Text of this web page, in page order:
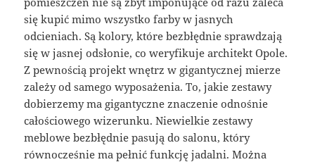
się kupić mimo wszystko farby w jasnych
odcieniach. Są kolory, które bezbłędnie sprawdzają
się w jasnej odsłonie, co weryfikuje architekt Opole.
Z pewnością projekt wnętrz w gigantycznej mierze
zależy od samego wyposażenia. To, jakie zestawy
dobierzemy ma gigantyczne znaczenie odnośnie
całościowego wizerunku. Niewielkie zestawy
meblowe bezbłędnie pasują do salonu, który
równocześnie ma pełnić funkcję jadalni. Można